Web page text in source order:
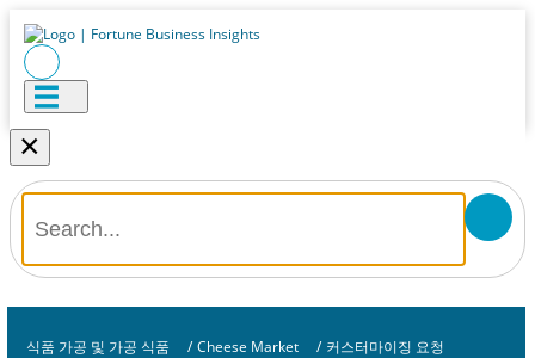
×
식품 가공 및 가공 식품 / Cheese Market / 커스터마이징 요청